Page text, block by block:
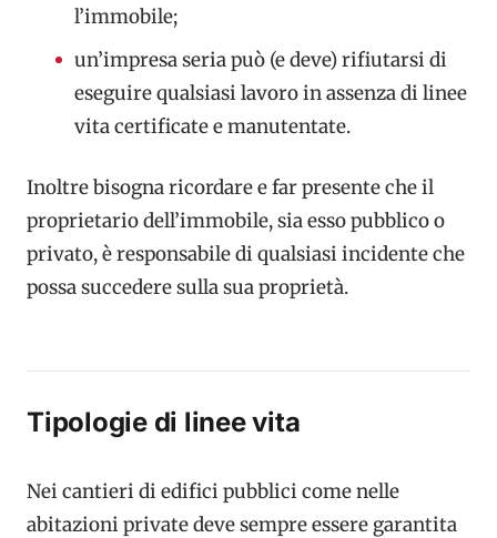
l’immobile;
un’impresa seria può (e deve) rifiutarsi di
eseguire qualsiasi lavoro in assenza di linee
vita certificate e manutentate.
Inoltre bisogna ricordare e far presente che il
proprietario dell’immobile, sia esso pubblico o
privato, è responsabile di qualsiasi incidente che
possa succedere sulla sua proprietà.
Tipologie di linee vita
Nei cantieri di edifici pubblici come nelle
abitazioni private deve sempre essere garantita